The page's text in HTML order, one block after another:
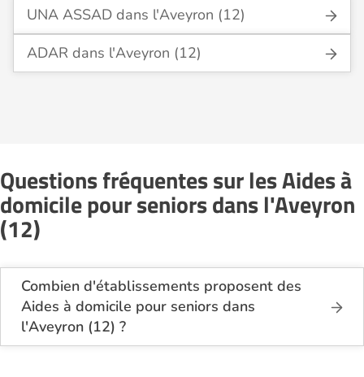
UNA ASSAD dans l'Aveyron (12)
ADAR dans l'Aveyron (12)
Questions fréquentes sur les Aides à
domicile pour seniors dans l'Aveyron
(12)
Combien d'établissements proposent des
Aides à domicile pour seniors dans
l'Aveyron (12) ?
Sur le site Logement-seniors.com, on recense